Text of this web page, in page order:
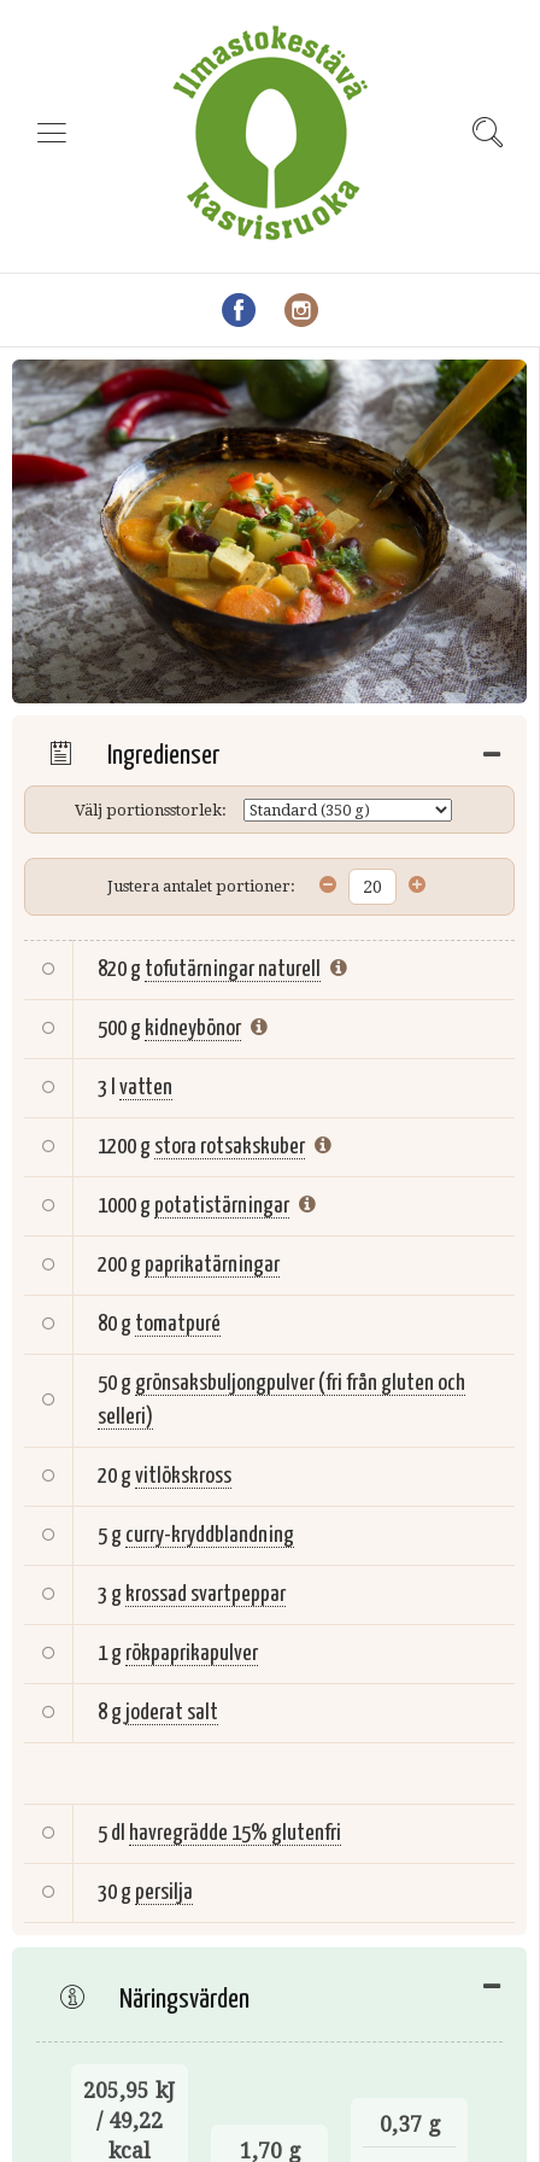
Ingredienser
Välj portionsstorlek:
Justera antalet portioner:
820 g tofutärningar naturell
500 g kidneybönor
3 l vatten
1200 g stora rotsakskuber
1000 g potatistärningar
200 g paprikatärningar
80 g tomatpuré
50 g grönsaksbuljongpulver (fri från gluten och
selleri)
20 gvitlökskross
5 g curry-kryddblandning
3 g krossad svartpeppar
1 g rökpaprikapulver
8 g joderat salt
5 dl havregrädde 15% glutenfri
30 g persilja
Näringsvärden
205,95 kJ
/ 49,22
kcal
1,70 g
0,37 g